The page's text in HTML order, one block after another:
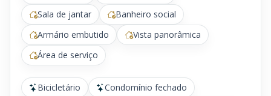
Sala de jantar
Banheiro social
Armário embutido
Vista panorâmica
Área de serviço
Bicicletário
Condomínio fechado